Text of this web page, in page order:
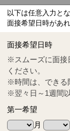
Tel
0570-
以下は任意入力とな
面接希望日時があ
面接希望日時
※スムーズに面接
ください。
※時間は、できる
※翌々日～1週間
第一希望
月